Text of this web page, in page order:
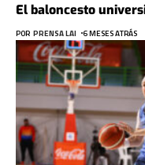
El baloncesto
POR PRENSA LAI 6 MESES ATRÁS